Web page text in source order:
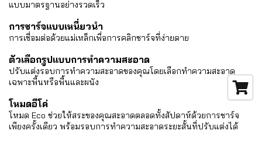
แบบมาตรฐานอย่างรวดเร็ว
การชาร์จแบบเหนี่ยวนำ
การเชื่อมต่อด้วยแม่เหล็กเพื่อการคลิกชาร์จที่ง่ายดาย
ตัวเลือกรูปแบบการทำความสะอาด
ปรับแต่งรอบการทำความสะอาดของคุณโดยเลือกทำความสะอาด
เฉพาะพื้นหรือพื้นและผนัง
โหมดอีโค่
โหมด Eco ช่วยให้สระของคุณสะอาดตลอดทั้งสัปดาห์ด้วยการชาร์จ
เพียงครั้งเดียว พร้อมรอบการทำความสะอาดระยะสั้นที่ปรับแต่งได้